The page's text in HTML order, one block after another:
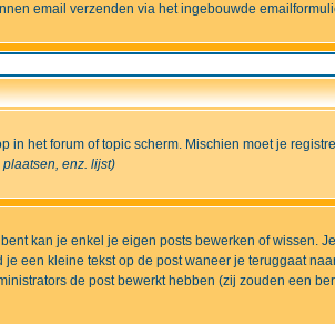
email verzenden via het ingebouwde
in het forum of topic scherm. Mischien moet je
enz. lijst)
kan je enkel je eigen posts bewerken of
een kleine tekst op de post waneer je teruggaat
de post bewerkt hebben (zij zouden een